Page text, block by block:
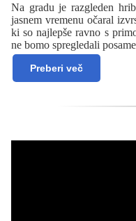
Na gradu je razgleden
jasnem vremenu očaral
ki so najlepše ravno s
ne bomo spregledali
Preberi več